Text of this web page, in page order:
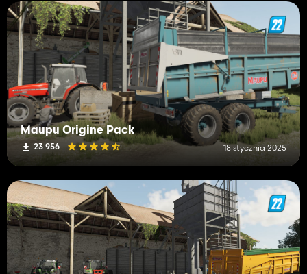
Maupu Origine Pack
23 956 18 stycznia 2025